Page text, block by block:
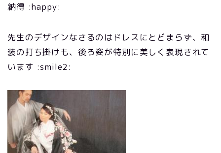
納得 :happy:
先生のデザインなさるのはドレスにとどまらず、和
装の打ち掛けも、後ろ姿が特別に美しく表現されて
います :smile2: